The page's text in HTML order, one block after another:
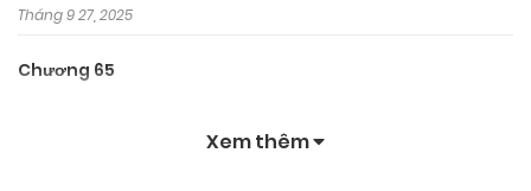
Tháng 9 27, 2025
Chương 65
Xem thêm